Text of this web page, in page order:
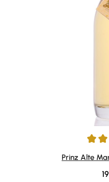
Durchschnittliche
Prinz Alte